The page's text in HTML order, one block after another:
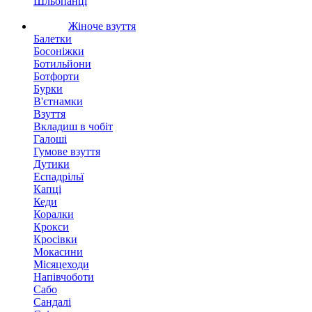
Жіноче взуття
Балетки
Босоніжки
Ботильйони
Ботфорти
Бурки
В'єтнамки
Взуття
Вкладиш в чобіт
Галоші
Гумове взуття
Дутики
Еспадрільї
Капці
Кеди
Коралки
Крокси
Кросівки
Мокасини
Місяцеходи
Напівчоботи
Сабо
Сандалі